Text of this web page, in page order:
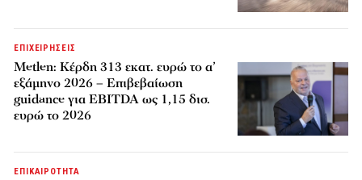
ΕΠΙΧΕΙΡΗΣΕΙΣ
Metlen: Κέρδη 313 εκατ. ευρώ το α’
εξάμηνο 2026 – Επιβεβαίωση
guidance για EBITDA ως 1,15 δισ.
ευρώ το 2026
ΕΠΙΚΑΙΡΟΤΗΤΑ